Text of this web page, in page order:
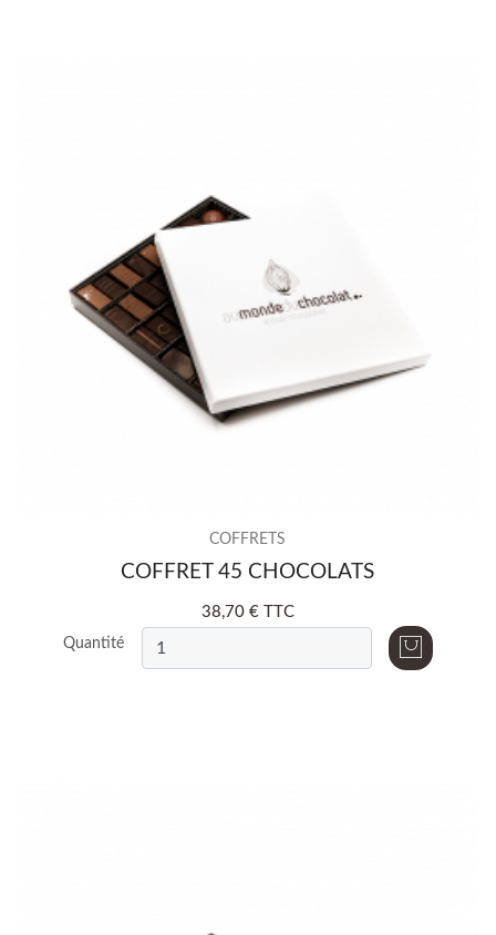
COFFRETS
COFFRET 45 CHOCOLATS
38,70 € TTC
Quantité